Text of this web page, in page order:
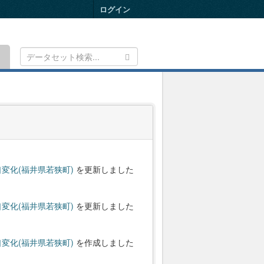
ログイン
化(福井県若狭町) を更新しました
化(福井県若狭町) を更新しました
化(福井県若狭町) を作成しました